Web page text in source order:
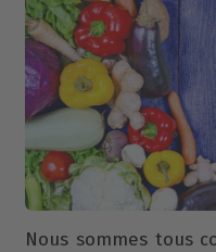
Nous sommes tous